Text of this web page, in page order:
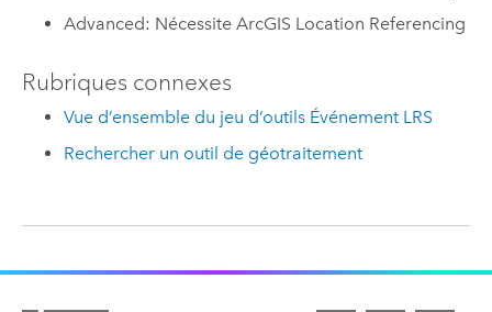
Advanced: Nécessite ArcGIS Location Referencing
Rubriques connexes
Vue d’ensemble du jeu d’outils Événement LRS
Rechercher un outil de géotraitement